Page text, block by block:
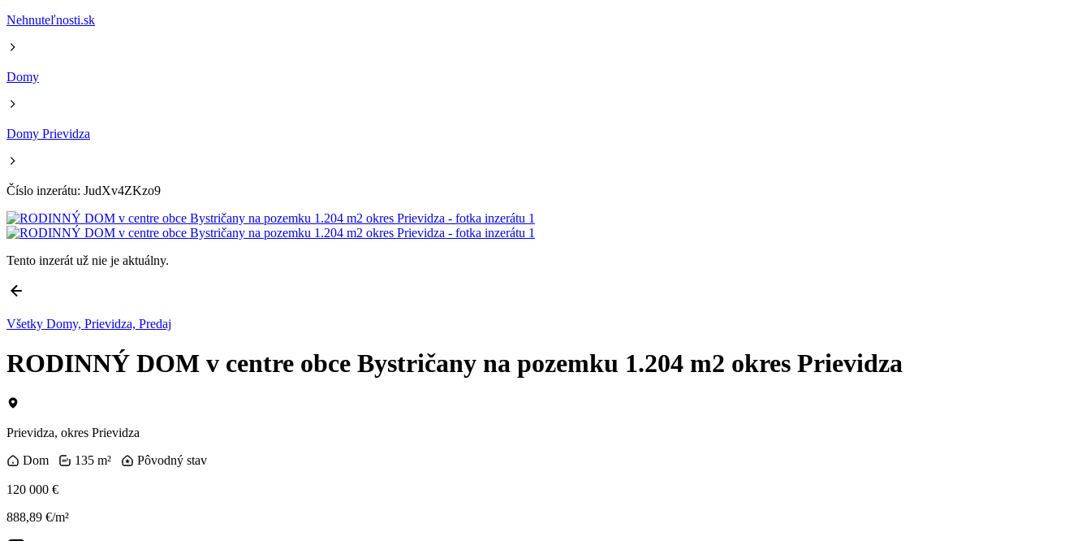
Nehnuteľnosti.sk
Domy
Domy Prievidza
Číslo inzerátu: JudXv4ZKzo9
Tento inzerát už nie je aktuálny.
Všetky Domy, Prievidza, Predaj
RODINNÝ DOM v centre obce Bystričany na pozemku 1.204 m2 okres Prievidza
Prievidza, okres Prievidza
Dom
135 m² Pôvodný stav
120 000 €
888,89 €/m²